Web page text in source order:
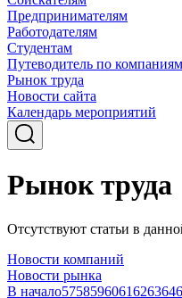
Предпринимателям
Работодателям
Студентам
Путеводитель по компаниям
Рынок труда
Новости сайта
Календарь мероприятий
Рынок труда
Отсутствуют статьи в
Новости компаний
Новости рынка
В начало5758596061626364